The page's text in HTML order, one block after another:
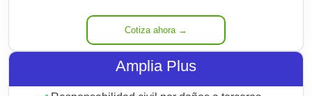
Cotiza ahora →
Amplia Plus